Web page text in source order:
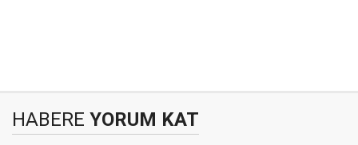
HABERE YORUM KAT